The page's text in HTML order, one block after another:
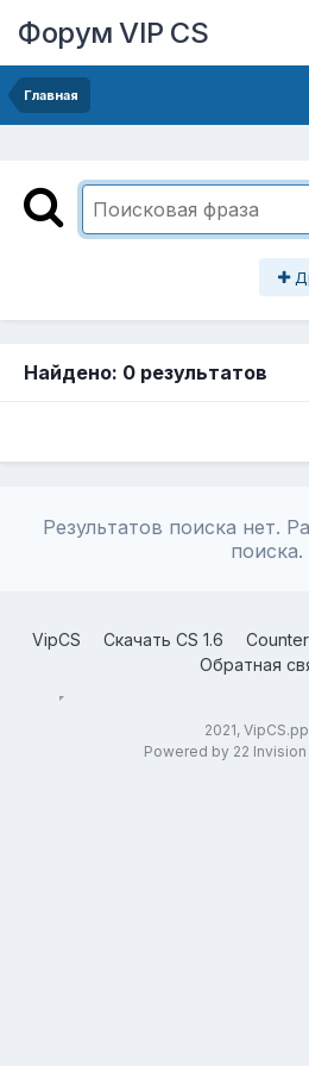
Форум VIP CS
Главная
Найдено: 0 результатов
Результатов поиска нет.
поиска.
VipCS Скачать CS 1.6
Обратная
2021,
Powered by 22